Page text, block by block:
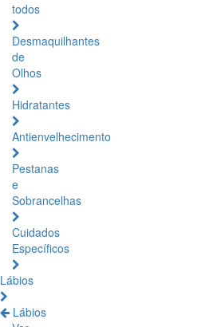
todos
Desmaquilhantes
de
Olhos
Hidratantes
Antienvelhecimento
Pestanas
e
Sobrancelhas
Cuidados
Específicos
Lábios
Lábios